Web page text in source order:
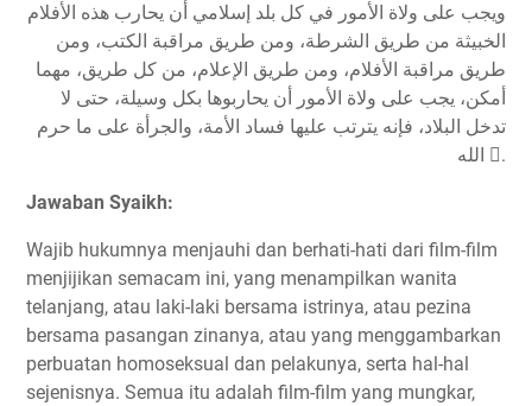
ويجب على ولاة الأمور في كل بلد إسلامي أن يحارب هذه الأفلام
الخبيثة من طريق الشرطة، ومن طريق مراقبة الكتب، ومن
طريق مراقبة الأفلام، ومن طريق الإعلام، من كل طريق، مهما
أمكن، يجب على ولاة الأمور أن يحاربوها بكل وسيلة، حتى لا
تدخل البلاد، فإنه يترتب عليها فساد الأمة، والجرأة على ما حرم
الله .
Jawaban Syaikh:
Wajib hukumnya menjauhi dan berhati-hati dari film-film
menjijikan semacam ini, yang menampilkan wanita
telanjang, atau laki-laki bersama istrinya, atau pezina
bersama pasangan zinanya, atau yang menggambarkan
perbuatan homoseksual dan pelakunya, serta hal-hal
sejenisnya. Semua itu adalah film-film yang mungkar,